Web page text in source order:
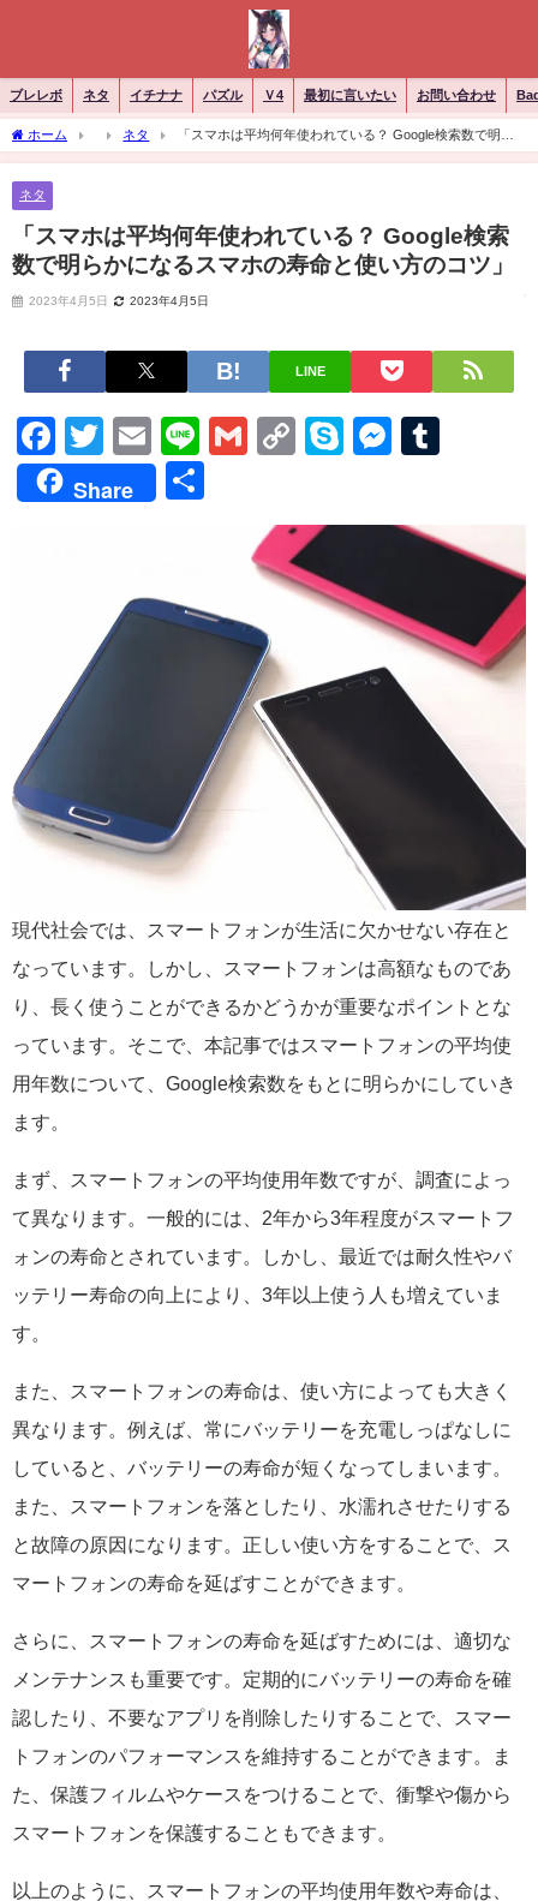
ブレレボ ネタ イチナナ パズル Ｖ4 最初に言いたい お問い合わせ
ホーム ネタ
「スマホは平均何年使われている？ Google検索数で明ら
かになるスマホの寿命と使い方のコツ」
ネタ
「スマホは平均何年使われている？ Google検索
数で明らかになるスマホの寿命と使い方のコツ」
2023年4月5日 2023年4月5日
LINE
Facebook
Twitter
EmailLineGmailCopySkype
Share
現代社会では、スマートフォンが生活に欠かせない存在と
なっています。しかし、スマートフォンは高額なものであ
り、長く使うことができるかどうかが重要なポイントとな
っています。そこで、本記事ではスマートフォンの平均使
用年数について、Google検索数をもとに明らかにしていき
ます。
まず、スマートフォンの平均使用年数ですが、調査によっ
て異なります。一般的には、2年から3年程度がスマートフ
ォンの寿命とされています。しかし、最近では耐久性やバ
ッテリー寿命の向上により、3年以上使う人も増えていま
す。
また、スマートフォンの寿命は、使い方によっても大きく
異なります。例えば、常にバッテリーを充電しっぱなしに
していると、バッテリーの寿命が短くなってしまいます。
また、スマートフォンを落としたり、水濡れさせたりする
と故障の原因になります。正しい使い方をすることで、ス
マートフォンの寿命を延ばすことができます。
さらに、スマートフォンの寿命を延ばすためには、適切な
メンテナンスも重要です。定期的にバッテリーの寿命を確
認したり、不要なアプリを削除したりすることで、スマー
トフォンのパフォーマンスを維持することができます。ま
た、保護フィルムやケースをつけることで、衝撃や傷から
スマートフォンを保護することもできます。
以上のように、スマートフォンの平均使用年数や寿命は、